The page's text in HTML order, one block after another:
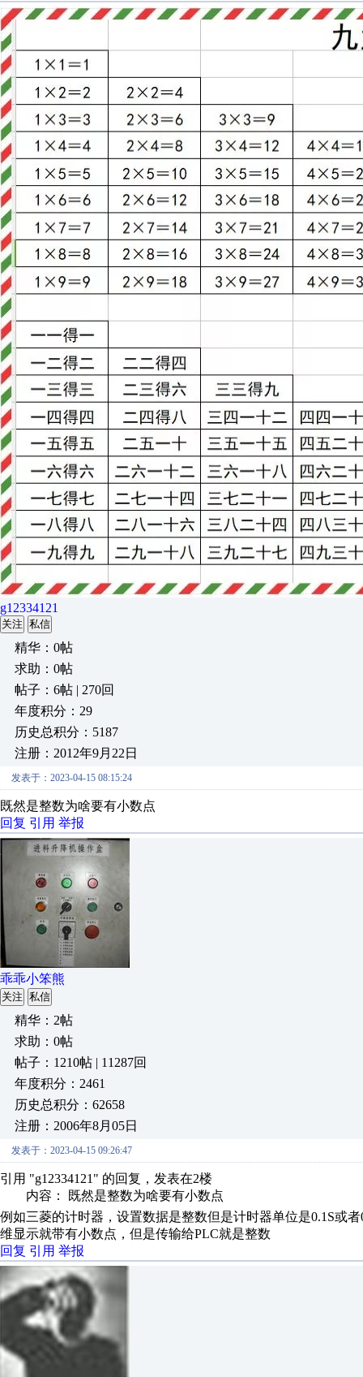
g12334121
关注 私信
精华：0帖
求助：0帖
帖子：6帖 | 270回
年度积分：29
历史总积分：5187
注册：2012年9月22日
发表于：2023-04-15 08:15:24
既然是整数为啥要有小数点
回复 引用 举报
乖乖小笨熊
关注 私信
精华：2帖
求助：0帖
帖子：1210帖 | 11287回
年度积分：2461
历史总积分：62658
注册：2006年8月05日
发表于：2023-04-15 09:26:47
引用 "g12334121" 的回复，发表在2楼
内容： 既然是整数为啥要有小数点
例如三菱的计时器，设置数据是整数但是计时器单位是0.1S或
维显示就带有小数点，但是传输给PLC就是整数
回复 引用 举报